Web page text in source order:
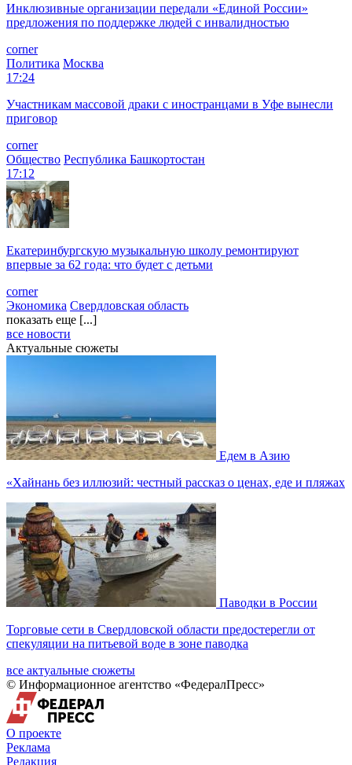
Инклюзивные организации передали «Единой России»
предложения по поддержке людей с инвалидностью
corner
Политика Москва
17:24
Участникам массовой драки с иностранцами в Уфе вынесли
приговор
corner
Общество Республика Башкортостан
17:12
Екатеринбургскую музыкальную школу ремонтируют
впервые за 62 года: что будет с детьми
corner
Экономика Свердловская область
показать еще [...]
все новости
Актуальные сюжеты
Едем в Азию
«Хайнань без иллюзий: честный рассказ о ценах, еде и пляжах
Паводки в России
Торговые сети в Свердловской области предостерегли от
спекуляции на питьевой воде в зоне паводка
все актуальные сюжеты
© Информационное агентство «ФедералПресс»
О проекте
Реклама
Редакция